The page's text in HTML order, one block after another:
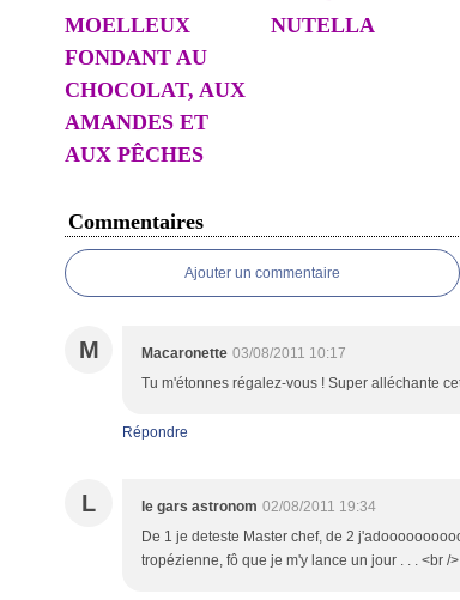
MOELLEUX
FONDANT AU
CHOCOLAT, AUX
AMANDES ET
AUX PÊCHES
NUTELLA
Commentaires
Ajouter un commentaire
M Macaronette 03/08/2011 10:17
Tu m'étonnes régalez-vous ! Super alléchante
Répondre
L le gars astronom 02/08/2011 19:34
De 1 je deteste Master chef, de 2
tropézienne, fô que je m'y lance un jour . . . <br